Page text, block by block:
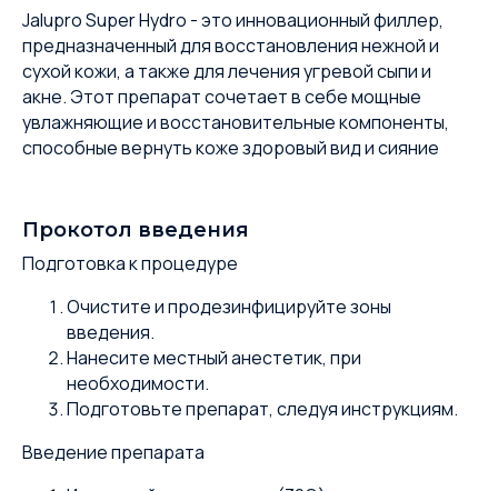
Jalupro Super Hydro - это инновационный филлер,
предназначенный для восстановления нежной и
сухой кожи, а также для лечения угревой сыпи и
акне. Этот препарат сочетает в себе мощные
увлажняющие и восстановительные компоненты,
способные вернуть коже здоровый вид и сияние
Прокотол введения
Подготовка к процедуре
Очистите и продезинфицируйте зоны
введения.
Нанесите местный анестетик, при
необходимости.
Подготовьте препарат, следуя инструкциям.
Введение препарата